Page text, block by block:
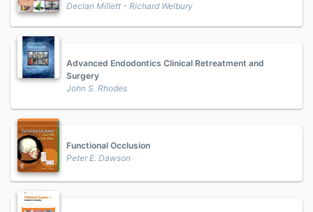
Declan Millett - Richard Welbury
Advanced Endodontics Clinical Retreatment and
Surgery
John S. Rhodes
Functional Occlusion
Peter E. Dawson